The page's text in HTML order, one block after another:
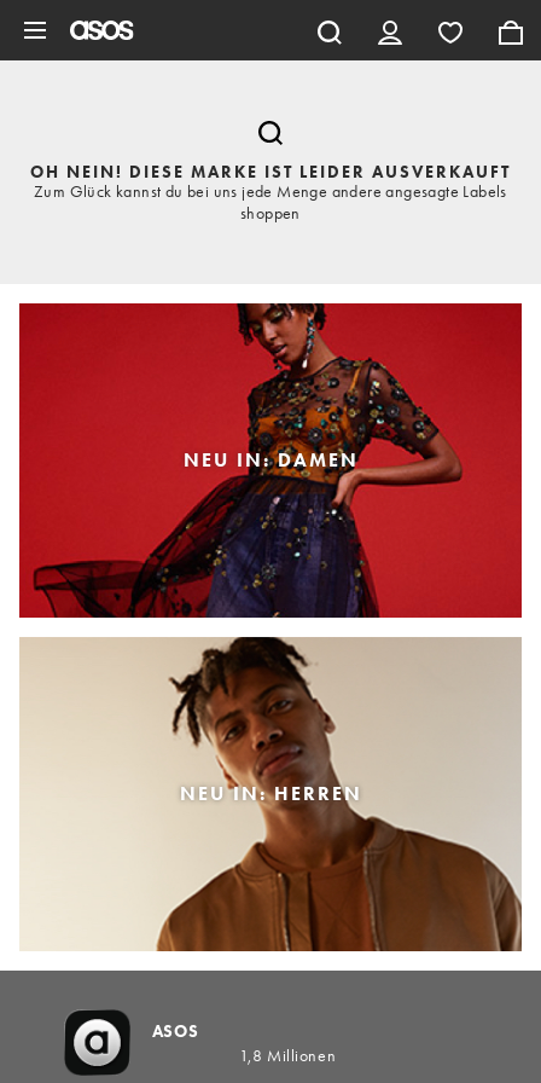
OH NEIN! DIESE MARKE IST LEIDER AUSVERKAUFT
Zum Glück kannst du bei uns jede Menge andere angesagte Labels
shoppen
NEU IN: DAMEN
NEU IN: HERREN
ASOS
1,8 Millionen